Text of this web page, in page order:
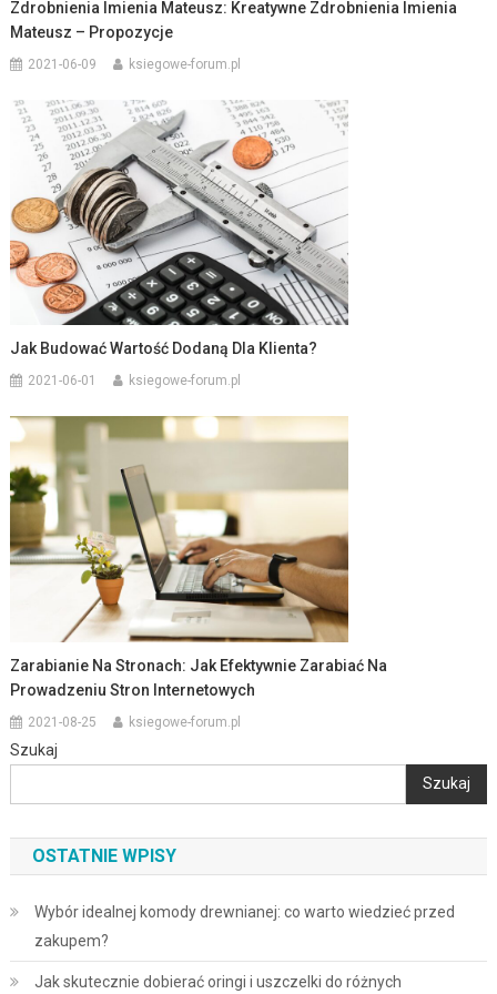
Zdrobnienia Imienia Mateusz: Kreatywne Zdrobnienia Imienia
Mateusz – Propozycje
2021-06-09 ksiegowe-forum.pl
Jak Budować Wartość Dodaną Dla Klienta?
2021-06-01 ksiegowe-forum.pl
Zarabianie Na Stronach: Jak Efektywnie Zarabiać Na
Prowadzeniu Stron Internetowych
2021-08-25 ksiegowe-forum.pl
Szukaj
Szukaj
OSTATNIE WPISY
Wybór idealnej komody drewnianej: co warto wiedzieć przed
zakupem?
Jak skutecznie dobierać oringi i uszczelki do różnych